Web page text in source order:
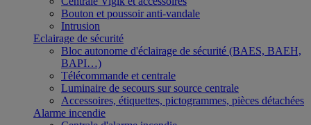
Bouton et poussoir anti-vandale
Intrusion
Eclairage de sécurité
Bloc autonome d'éclairage de sécurité (BAES, BAEH,
BAPI…)
Télécommande et centrale
Luminaire de secours sur source centrale
Accessoires, étiquettes, pictogrammes, pièces détachées
Alarme incendie